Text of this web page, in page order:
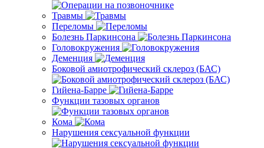
Травмы
Переломы
Болезнь Паркинсона
Головокружения
Деменция
Боковой амиотрофический склероз (БАС)
Гийена-Барре
Функции тазовых органов
Кома
Нарушения сексуальной функции